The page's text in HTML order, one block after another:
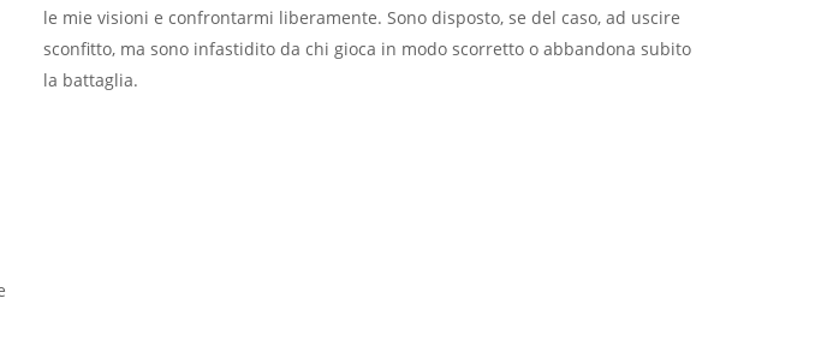
le mie visioni e confrontarmi liberamente. Sono disposto, se del caso, ad uscire
sconfitto, ma sono infastidito da chi gioca in modo scorretto o abbandona subito
la battaglia.